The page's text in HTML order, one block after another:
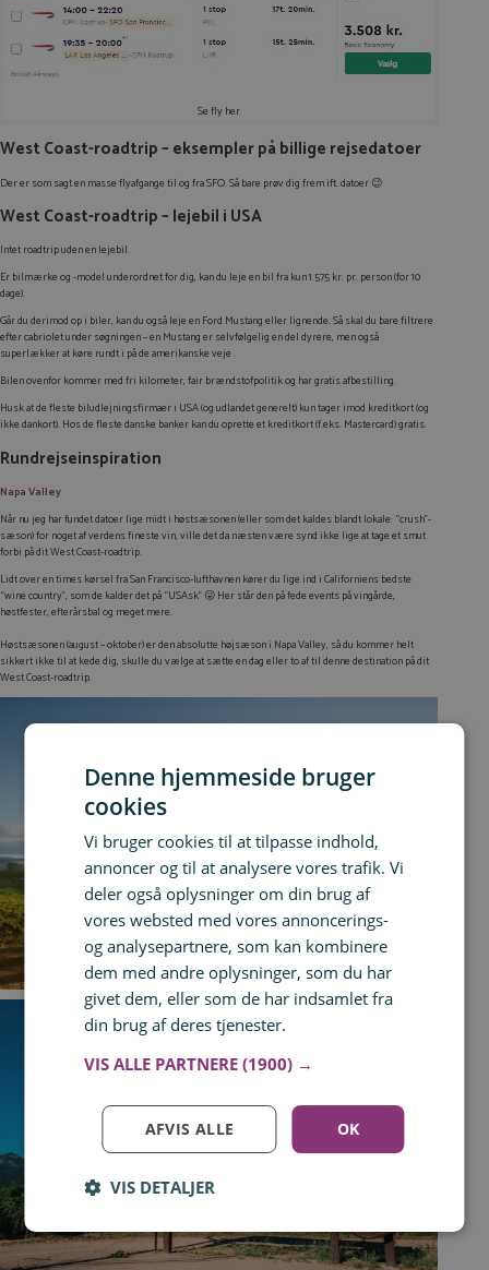
Se fly her
West Coast-roadtrip – eksempler på billige rejsedatoer
Der er som sagt en masse flyafgange til og fra SFO. Så bare prøv dig frem ift. datoer 😉
West Coast-roadtrip – lejebil i USA
Intet roadtrip uden en lejebil.
Er bilmærke og -model underordnet for dig, kan du leje en bil fra kun 1.575 kr. pr. person (for 10
dage).
Går du derimod op i biler, kan du også leje en Ford Mustang eller lignende. Så skal du bare filtrere
efter cabriolet under søgningen – en Mustang er selvfølgelig en del dyrere, men også
superlækker at køre rundt i på de amerikanske veje .
Bilen ovenfor kommer med fri kilometer, fair brændstofpolitik og har gratis afbestilling.
Husk at de fleste biludlejningsfirmaer i USA (og udlandet generelt) kun tager imod kreditkort (og
ikke dankort). Hos de fleste danske banker kan du oprette et kreditkort (f.eks. Mastercard) gratis.
Rundrejseinspiration
Napa Valley
Når nu jeg har fundet datoer lige midt i høstsæsonen (eller som det kaldes blandt lokale: “crush”-
sæson) for noget af verdens fineste vin, ville det da næsten være synd ikke lige at tage et smut
forbi på dit West Coast-roadtrip.
Lidt over en times kørsel fra San Francisco-lufthavnen kører du lige ind i Californiens bedste
“wine country”, som de kalder det på “USAsk” 😜 Her står den på fede events på vingårde,
høstfester, efterårsbal og meget mere.
Høstsæsonen (august – oktober) er den absolutte højsæson i Napa Valley, så du kommer helt
sikkert ikke til at kede dig, skulle du vælge at sætte en dag eller to af til denne destination på dit
West Coast-roadtrip.
Log ind for at gemme hvad der inspirerer dig
Tilmeld
Denne hjemmeside bruger
cookies
Vi bruger cookies til at tilpasse indhold,
annoncer og til at analysere vores trafik. Vi
deler også oplysninger om din brug af
vores websted med vores annoncerings-
og analysepartnere, som kan kombinere
dem med andre oplysninger, som du har
givet dem, eller som de har indsamlet fra
din brug af deres tjenester.
VIS ALLE PARTNERE (1900) →
OK
AFVIS ALLE
VIS DETALJER